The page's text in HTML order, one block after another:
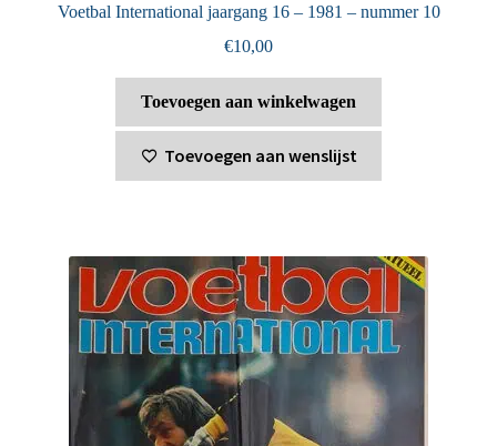
Voetbal International jaargang 16 – 1981 – nummer 10
€10,00
Toevoegen aan winkelwagen
Toevoegen aan wenslijst